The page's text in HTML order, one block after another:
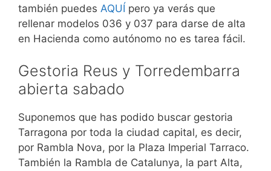
también puedes AQUÍ pero ya verás que
rellenar modelos 036 y 037 para darse de alta
en Hacienda como autónomo no es tarea fácil.
Gestoria Reus y Torredembarra
abierta sabado
Suponemos que has podido buscar gestoria
Tarragona por toda la ciudad capital, es decir,
por Rambla Nova, por la Plaza Imperial Tarraco.
También la Rambla de Catalunya, la part Alta,